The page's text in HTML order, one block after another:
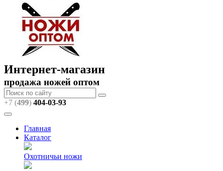
Интернет-магазин
продажа ножей оптом
+7 (499) 404-03-93
Главная
Каталог
Охотничьи ножи